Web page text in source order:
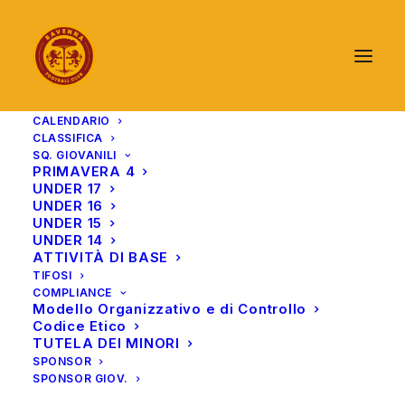
CALENDARIO
CLASSIFICA
SQ. GIOVANILI
PRIMAVERA 4
UNDER 17
UNDER 16
UNDER 15
UNDER 14
ATTIVITÀ DI BASE
TIFOSI
COMPLIANCE
Modello Organizzativo e di Controllo
Codice Etico
TUTELA DEI MINORI
SPONSOR
SPONSOR GIOV.